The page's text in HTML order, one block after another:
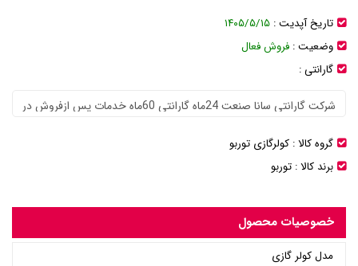
تاریخ آپدیت : ۱۴۰۵/۵/۱۵
وضعیت : فروش فعال
گارانتی :
گروه کالا : کولرگازی توربو
برند کالا : توربو
خصوصیات محصول
مدل کولر گازی